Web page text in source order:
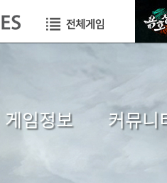
게임정보
게임소개
커뮤니